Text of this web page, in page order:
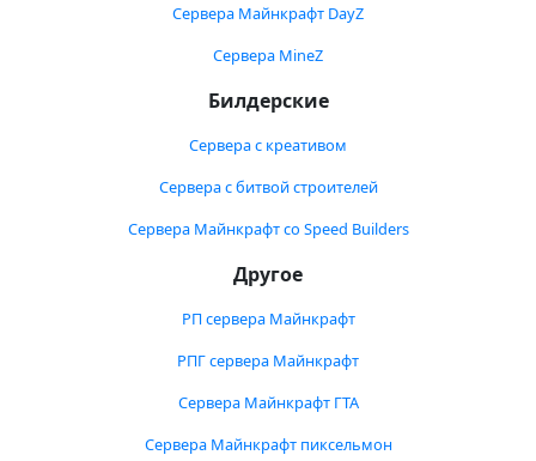
Сервера Майнкрафт DayZ
Сервера MineZ
Билдерские
Сервера с креативом
Сервера с битвой строителей
Сервера Майнкрафт со Speed Builders
Другое
РП сервера Майнкрафт
РПГ сервера Майнкрафт
Сервера Майнкрафт ГТА
Сервера Майнкрафт пиксельмон